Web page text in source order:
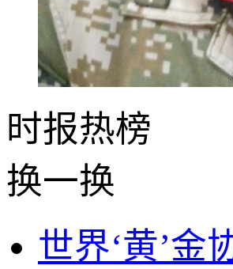
时报热榜
换一换
世界‘黄’